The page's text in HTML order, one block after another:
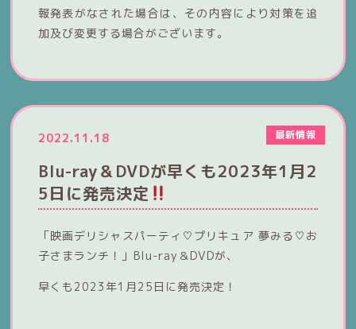
報発表がなされた場合は、その内容により対策を追
加及び変更する場合がございます。
2022.11.18 最新情報
Blu-ray＆DVDが早くも2023年1月2
5日に発売決定
「映画デリシャスパーティ♡プリキュア 夢みる♡お
子さまランチ！」Blu-ray＆DVDが、
早くも2023年1月25日に発売決定！